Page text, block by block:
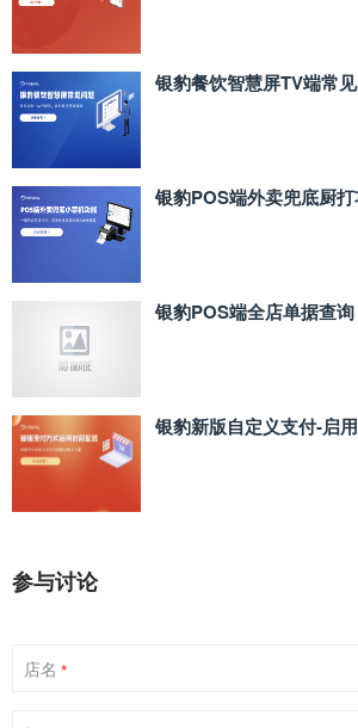
银豹餐饮智慧屏TV端常
银豹POS端外卖兜底厨
银豹POS端全店单据查询
银豹新版自定义支付‑启
参与讨论
店名 *